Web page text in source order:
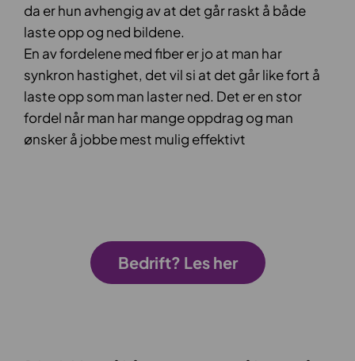
da er hun avhengig av at det går raskt å både
laste opp og ned bildene.
En av fordelene med fiber er jo at man har
synkron hastighet, det vil si at det går like fort å
laste opp som man laster ned. Det er en stor
fordel når man har mange oppdrag og man
ønsker å jobbe mest mulig effektivt
Bedrift? Les her